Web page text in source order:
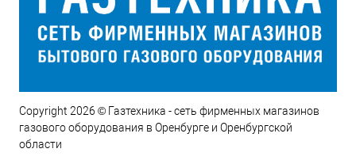
Copyright 2026 © Газтехника - сеть фирменных магазинов
газового оборудования в Оренбурге и Оренбургской
области